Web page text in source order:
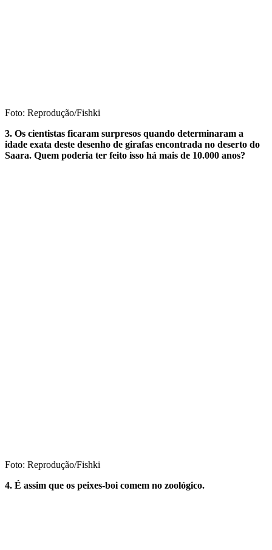
Foto: Reprodução/Fishki
3. Os cientistas ficaram surpresos quando determinaram a
idade exata deste desenho de girafas encontrada no deserto do
Saara. Quem poderia ter feito isso há mais de 10.000 anos?
Foto: Reprodução/Fishki
4. É assim que os peixes-boi comem no zoológico.